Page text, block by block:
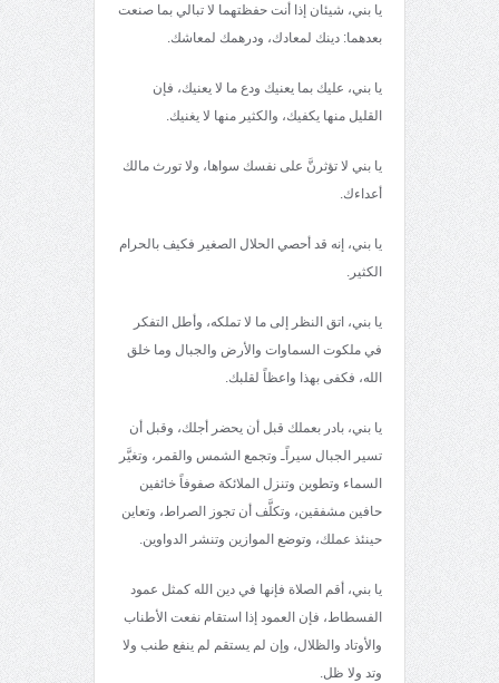
يا بني، شيئان إذا أنت حفظتهما لا تبالي بما صنعت
بعدهما: دينك لمعادك، ودرهمك لمعاشك.
يا بني، عليك بما يعنيك ودع ما لا يعنيك، فإن
القليل منها يكفيك، والكثير منها لا يغنيك.
يا بني لا تؤثرنَّ على نفسك سواها، ولا تورث مالك
أعداءك.
يا بني، إنه قد أحصي الحلال الصغير فكيف بالحرام
الكثير.
يا بني، اتق النظر إلى ما لا تملكه، وأطل التفكر
في ملكوت السماوات والأرض والجبال وما خلق
الله، فكفى بهذا واعظاً لقلبك.
يا بني، بادر بعملك قبل أن يحضر أجلك، وقبل أن
تسير الجبال سيراًـ وتجمع الشمس والقمر، وتغيَّر
السماء وتطوين وتنزل الملائكة صفوفاً خائفين
حافين مشفقين، وتكلَّف أن تجوز الصراط، وتعاين
حينئذ عملك، وتوضع الموازين وتنشر الدواوين.
يا بني، أقم الصلاة فإنها في دين الله كمثل عمود
الفسطاط، فإن العمود إذا استقام نفعت الأطناب
والأوتاد والظلال، وإن لم يستقم لم ينفع طنب ولا
وتد ولا ظل.